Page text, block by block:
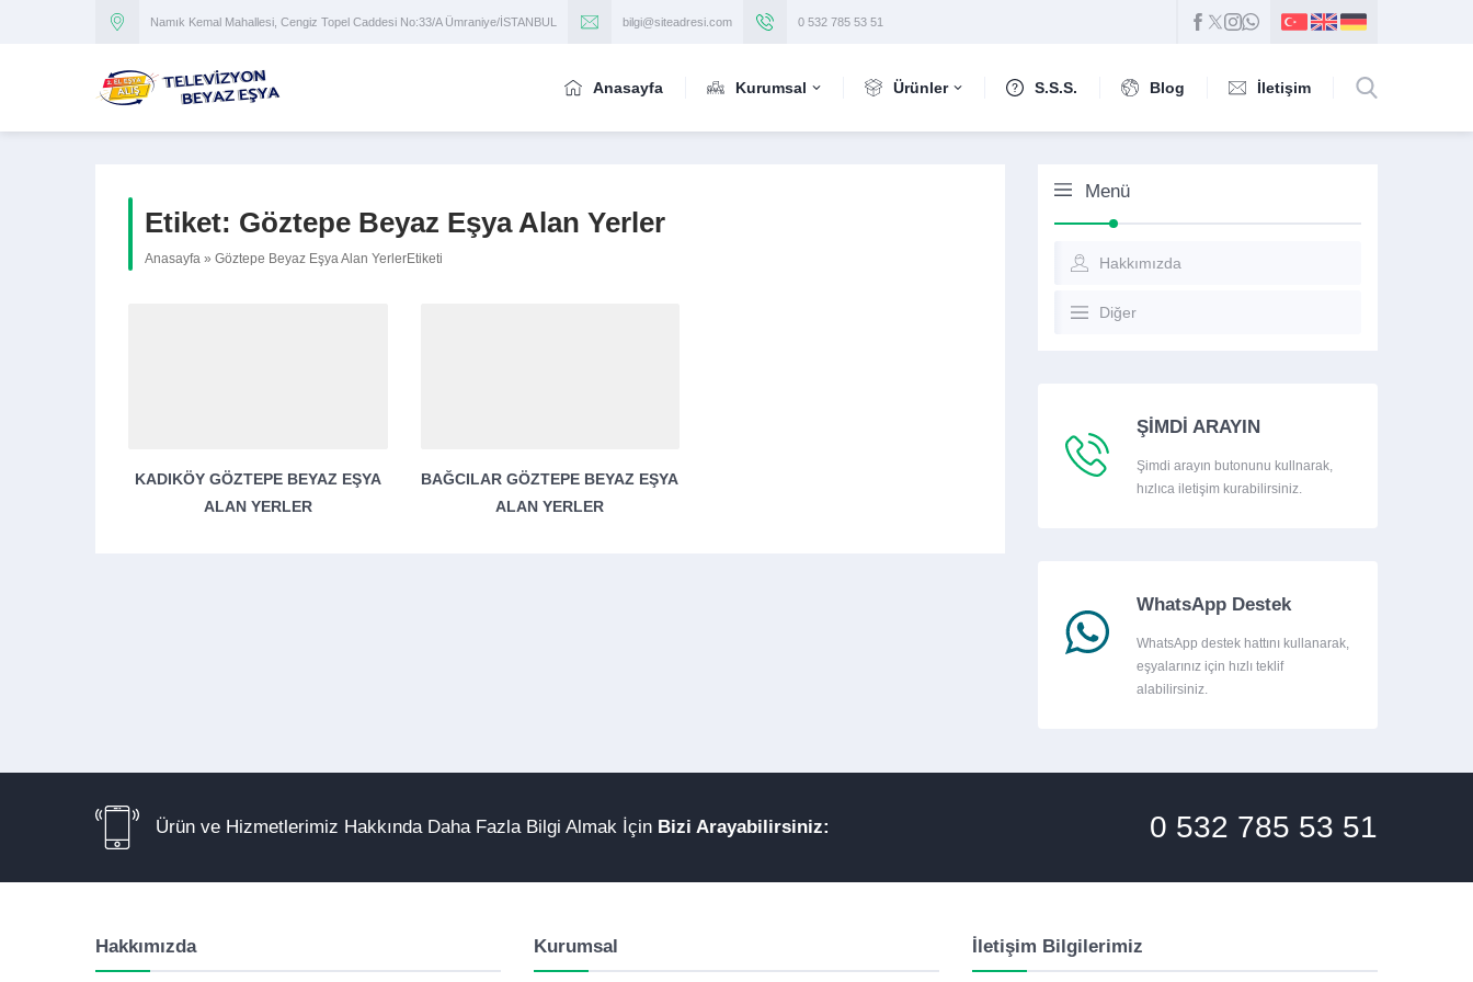
Namık Kemal Mahallesi, Cengiz Topel Caddesi No:33/A Ümraniye/İSTANBUL bilgi@siteadresi.com 0 532 785 53 51
Anasayfa Kurumsal Ürünler S.S.S. Blog İletişim
Etiket: Göztepe Beyaz Eşya Alan Yerler
Anasayfa » Göztepe Beyaz Eşya Alan YerlerEtiketi
KADIKÖY GÖZTEPE BEYAZ EŞYA
ALAN YERLER
BAĞCILAR GÖZTEPE BEYAZ EŞYA
ALAN YERLER
Menü
Hakkımızda
Diğer
ŞİMDİ ARAYIN
Şimdi arayın butonunu kullnarak,
hızlıca iletişim kurabilirsiniz.
WhatsApp Destek
WhatsApp destek hattını kullanarak,
eşyalarınız için hızlı teklif
alabilirsiniz.
Ürün ve Hizmetlerimiz Hakkında Daha Fazla Bilgi Almak İçin Bizi Arayabilirsiniz: 0 532 785 53 51
Hakkımızda Kurumsal İletişim Bilgilerimiz